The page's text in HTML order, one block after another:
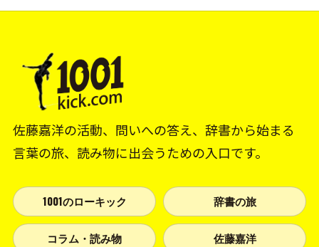
佐藤嘉洋の活動、問いへの答え、辞書から始まる
言葉の旅、読み物に出会うための入口です。
1001のローキック 辞書の旅
コラム・読み物 佐藤嘉洋